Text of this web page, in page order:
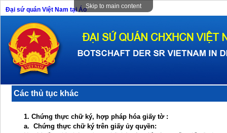
Skip to main content
Đại sứ quán Việt Nam tại Áo
Các thủ tục khác
1. Chứng thực chữ ký, hợp pháp hóa giấy tờ :
a. Chứng thực chữ kýtrên giấy ủy quyền: